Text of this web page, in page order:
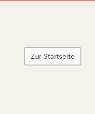
Zur Startseite